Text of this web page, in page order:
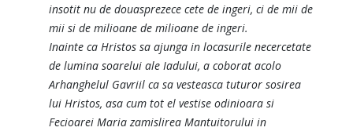
insotit nu de douasprezece cete de ingeri, ci de mii de
mii si de milioane de milioane de ingeri.
Inainte ca Hristos sa ajunga in locasurile necercetate
de lumina soarelui ale Iadului, a coborat acolo
Arhanghelul Gavriil ca sa vesteasca tuturor sosirea
lui Hristos, asa cum tot el vestise odinioara si
Fecioarei Maria zamislirea Mantuitorului in